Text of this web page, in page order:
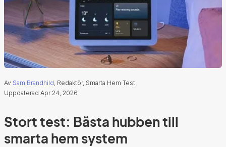
Av Sam Brandhild, Redaktör, Smarta Hem Test
Uppdaterad Apr 24, 2026
Stort test: Bästa hubben till
smarta hem system